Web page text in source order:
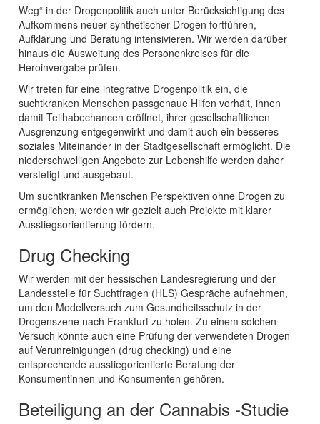
Weg“ in der Drogenpolitik auch unter Berücksichtigung des
Aufkommens neuer synthetischer Drogen fortführen,
Aufklärung und Beratung intensivieren. Wir werden darüber
hinaus die Ausweitung des Personenkreises für die
Heroinvergabe prüfen.
Wir treten für eine integrative Drogenpolitik ein, die
suchtkranken Menschen passgenaue Hilfen vorhält, ihnen
damit Teilhabechancen eröffnet, ihrer gesellschaftlichen
Ausgrenzung entgegenwirkt und damit auch ein besseres
soziales Miteinander in der Stadtgesellschaft ermöglicht. Die
niederschwelligen Angebote zur Lebenshilfe werden daher
verstetigt und ausgebaut.
Um suchtkranken Menschen Perspektiven ohne Drogen zu
ermöglichen, werden wir gezielt auch Projekte mit klarer
Ausstiegsorientierung fördern.
Drug Checking
Wir werden mit der hessischen Landesregierung und der
Landesstelle für Suchtfragen (HLS) Gespräche aufnehmen,
um den Modellversuch zum Gesundheitsschutz in der
Drogenszene nach Frankfurt zu holen. Zu einem solchen
Versuch könnte auch eine Prüfung der verwendeten Drogen
auf Verunreinigungen (drug checking) und eine
entsprechende ausstiegorientierte Beratung der
Konsumentinnen und Konsumenten gehören.
Beteiligung an der Cannabis -Studie